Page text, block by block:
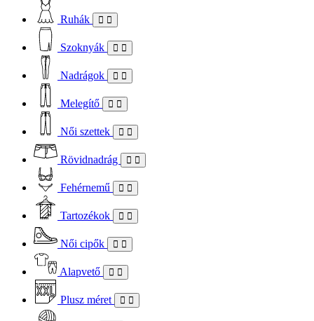
Ruhák
Szoknyák
Nadrágok
Melegítő
Női szettek
Rövidnadrág
Fehérnemű
Tartozékok
Női cipők
Alapvető
Plusz méret